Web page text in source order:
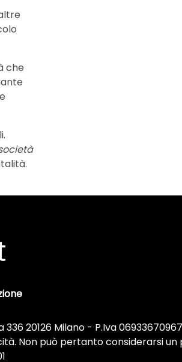
che
20126 Milano - P.Iva 06933670967
Non può pertanto considerarsi